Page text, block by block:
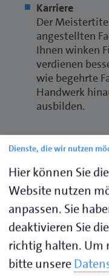
Karriere
Der
angestellten
Ihnen winken
verdienen
wie begehrte
Handwerk
ausbilden.
Der
allgemeine
Hochschulen
Nicht zuletzt bietet
auch die
zu wachsen und
erschließen.
Dienste, die wir nutzen
Hier können Sie
Website nutzen
anpassen. Sie
deaktivieren Sie
richtig halten. Um
bitte unsere